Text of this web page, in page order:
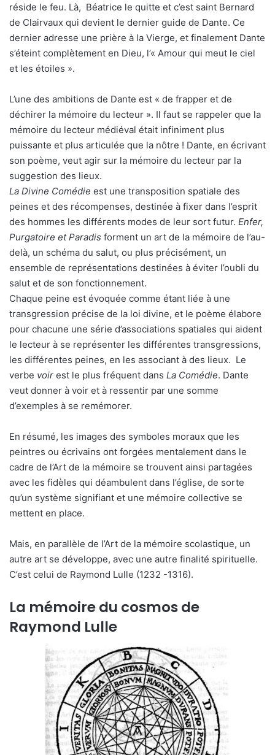
réside le feu. Là, Béatrice le quitte et c’est saint Bernard
de Clairvaux qui devient le dernier guide de Dante. Ce
dernier adresse une prière à la Vierge, et finalement Dante
s’éteint complètement en Dieu, l’« Amour qui meut le ciel
et les étoiles ».
L’une des ambitions de Dante est « de frapper et de
déchirer la mémoire du lecteur ». Il faut se rappeler que la
mémoire du lecteur médiéval était infiniment plus
puissante et plus articulée que la nôtre ! Dante, en écrivant
son poème, veut agir sur la mémoire du lecteur par la
suggestion des lieux.
La Divine Comédie est une transposition spatiale des
peines et des récompenses, destinée à fixer dans l’esprit
des hommes les différents modes de leur sort futur. Enfer,
Purgatoire et Paradis forment un art de la mémoire de l’au-
delà, un schéma du salut, ou plus précisément, un
ensemble de représentations destinées à éviter l’oubli du
salut et de son fonctionnement.
Chaque peine est évoquée comme étant liée à une
transgression précise de la loi divine, et le poème élabore
pour chacune une série d’associations spatiales qui aident
le lecteur à se représenter les différentes transgressions,
les différentes peines, en les associant à des lieux. Le
verbe voir est le plus fréquent dans La Comédie. Dante
veut donner à voir et à ressentir par une somme
d’exemples à se remémorer.
En résumé, les images des symboles moraux que les
peintres ou écrivains ont forgées mentalement dans le
cadre de l’Art de la mémoire se trouvent ainsi partagées
avec les fidèles qui déambulent dans l’église, de sorte
qu’un système signifiant et une mémoire collective se
mettent en place.
Mais, en parallèle de l’Art de la mémoire scolastique, un
autre art se développe, avec une autre finalité spirituelle.
C’est celui de Raymond Lulle (1232 -1316).
La mémoire du cosmos de
Raymond Lulle